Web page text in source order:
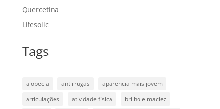
Quercetina
Lifesolic
Tags
alopecia antirrugas
aparência mais jovem
articulações
atividade física
brilho e maciez